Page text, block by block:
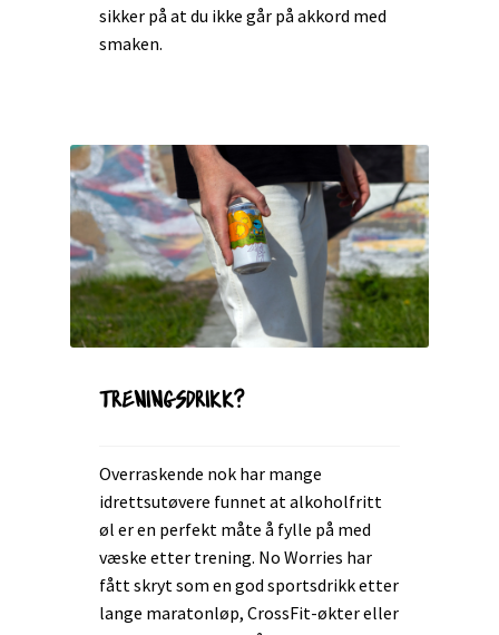
sikker på at du ikke går på akkord med
smaken.
TRENINGSDRIKK?
Overraskende nok har mange
idrettsutøvere funnet at alkoholfritt
øl er en perfekt måte å fylle på med
væske etter trening. No Worries har
fått skryt som en god sportsdrikk etter
lange maratonløp, CrossFit-økter eller